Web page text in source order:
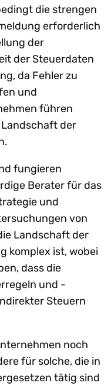
die strengen
erforderlich
der
der Steuerdaten
da Fehler zu
und
führen
Landschaft der
fungieren
Berater für das
und
von
Landschaft der
komplex ist, wobei
dass die
und -
Steuern
noch
für solche, die in
tätig sind